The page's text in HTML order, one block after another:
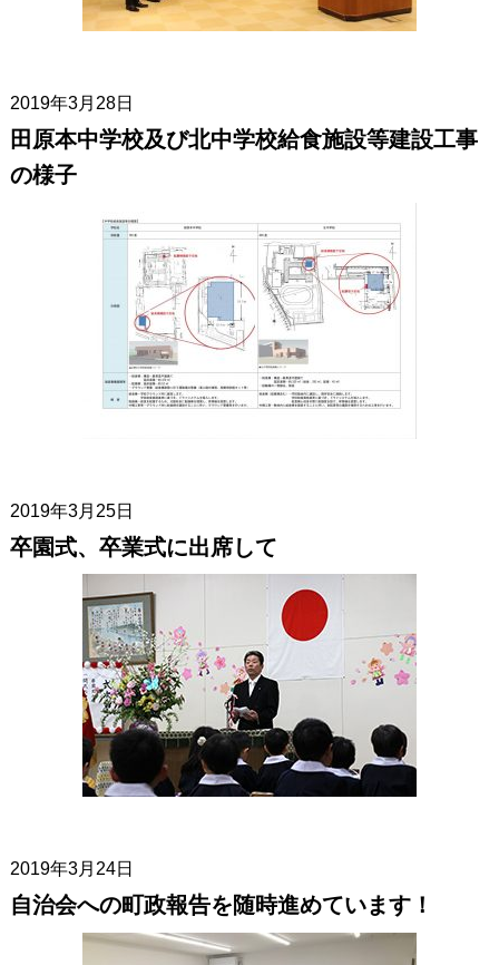
2019年3月28日
田原本中学校及び北中学校給食施設等建設工事
の様子
2019年3月25日
卒園式、卒業式に出席して
2019年3月24日
自治会への町政報告を随時進めています！